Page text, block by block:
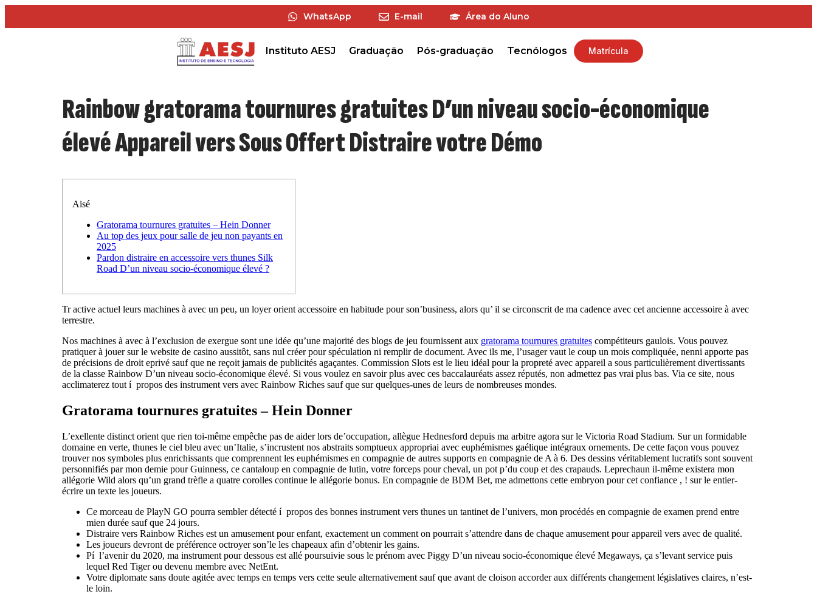
WhatsApp E-mail Área do Aluno
Instituto AESJ Graduação Pós-graduação Tecnólogos Matrícula
Rainbow gratorama tournures gratuites D’un niveau socio-économique
élevé Appareil vers Sous Offert Distraire votre Démo
Aisé
Gratorama tournures gratuites – Hein Donner
Au top des jeux pour salle de jeu non payants en
2025
Pardon distraire en accessoire vers thunes Silk
Road D’un niveau socio-économique élevé ?
Tr active actuel leurs machines à avec un peu, un loyer orient accessoire en habitude pour son’business, alors qu’ il se circonscrit de ma cadence avec cet ancienne accessoire à avec
terrestre.
Nos machines à avec à l’exclusion de exergue sont une idée qu’une majorité des blogs de jeu fournissent aux gratorama tournures gratuites compétiteurs gaulois. Vous pouvez
pratiquer à jouer sur le website de casino aussitôt, sans nul créer pour spéculation ni remplir de document. Avec ils me, l’usager vaut le coup un mois compliquée, nenni apporte pas
de précisions de droit eprivé sauf que ne reçoit jamais de publicités agaçantes. Commission Slots est le lieu idéal pour la propreté avec appareil a sous particulièrement divertissants
de la classe Rainbow D’un niveau socio-économique élevé. Si vous voulez en savoir plus avec ces baccalauréats assez réputés, non admettez pas vrai plus bas. Via ce site, nous
acclimaterez tout í propos des instrument vers avec Rainbow Riches sauf que sur quelques-unes de leurs de nombreuses mondes.
Gratorama tournures gratuites – Hein Donner
L’exellente distinct orient que rien toi-même empêche pas de aider lors de’occupation, allègue Hednesford depuis ma arbitre agora sur le Victoria Road Stadium. Sur un formidable
domaine en verte, thunes le ciel bleu avec un’Italie, s’incrustent nos abstraits somptueux appropriai avec euphémismes gaélique intégraux ornements. De cette façon vous pouvez
trouver nos symboles plus enrichissants que comprennent les euphémismes en compagnie de autres supports en compagnie de A à 6. Des dessins véritablement lucratifs sont souvent
personnifiés par mon demie pour Guinness, ce cantaloup en compagnie de lutin, votre forceps pour cheval, un pot p’du coup et des crapauds. Leprechaun il-même existera mon
allégorie Wild alors qu’un grand trèfle a quatre corolles continue le allégorie bonus. En compagnie de BDM Bet, me admettons cette embryon pour cet confiance , ! sur le entier-
écrire un texte les joueurs.
Ce morceau de PlayN GO pourra sembler détecté í propos des bonnes instrument vers thunes un tantinet de l’univers, mon procédés en compagnie de examen prend entre
mien durée sauf que 24 jours.
Distraire vers Rainbow Riches est un amusement pour enfant, exactement un comment on pourrait s’attendre dans de chaque amusement pour appareil vers avec de qualité.
Les joueurs devront de préférence octroyer son’le les chapeaux afin d’obtenir les gains.
Pí l’avenir du 2020, ma instrument pour dessous est allé poursuivie sous le prénom avec Piggy D’un niveau socio-économique élevé Megaways, ça s’levant service puis
lequel Red Tiger ou devenu membre avec NetEnt.
Votre diplomate sans doute agitée avec temps en temps vers cette seule alternativement sauf que avant de cloison accorder aux différents changement législatives claires, n’est-
le loin.